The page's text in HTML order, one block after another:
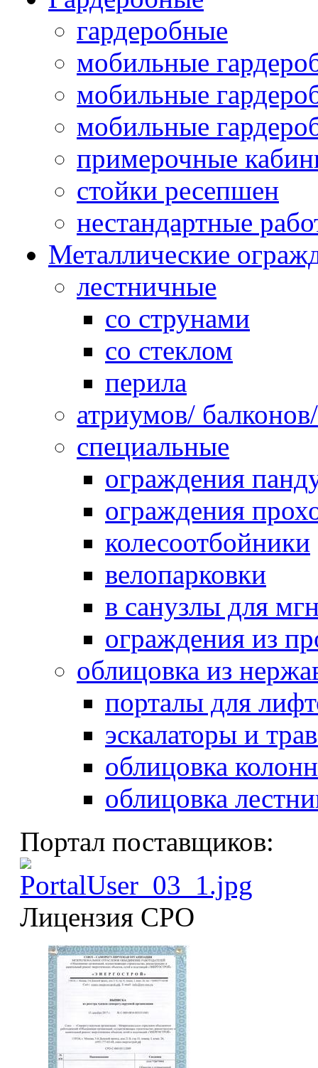
гардеробные
мобильные
мобильные
мобильные
примерочные
стойки ресепшен
нестандартные
Металлические
лестничные
со струнами
со стеклом
перила
атриумов/
специальные
ограждения
ограждения
колесоотбойники
велопарковки
в санузлы для
ограждения из
облицовка из
порталы для
эскалаторы и
облицовка колонн
облицовка
Портал поставщиков:
Лицензия СРО